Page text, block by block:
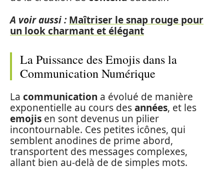
A voir aussi : Maîtriser le snap rouge pour
un look charmant et élégant
La Puissance des Emojis dans la
Communication Numérique
La communication a évolué de manière
exponentielle au cours desannées, et les
emojis en sont devenus un pilier
incontournable. Ces petites icônes, qui
semblent anodines de prime abord,
transportent des messages complexes,
allant bien au-delà de de simples mots.